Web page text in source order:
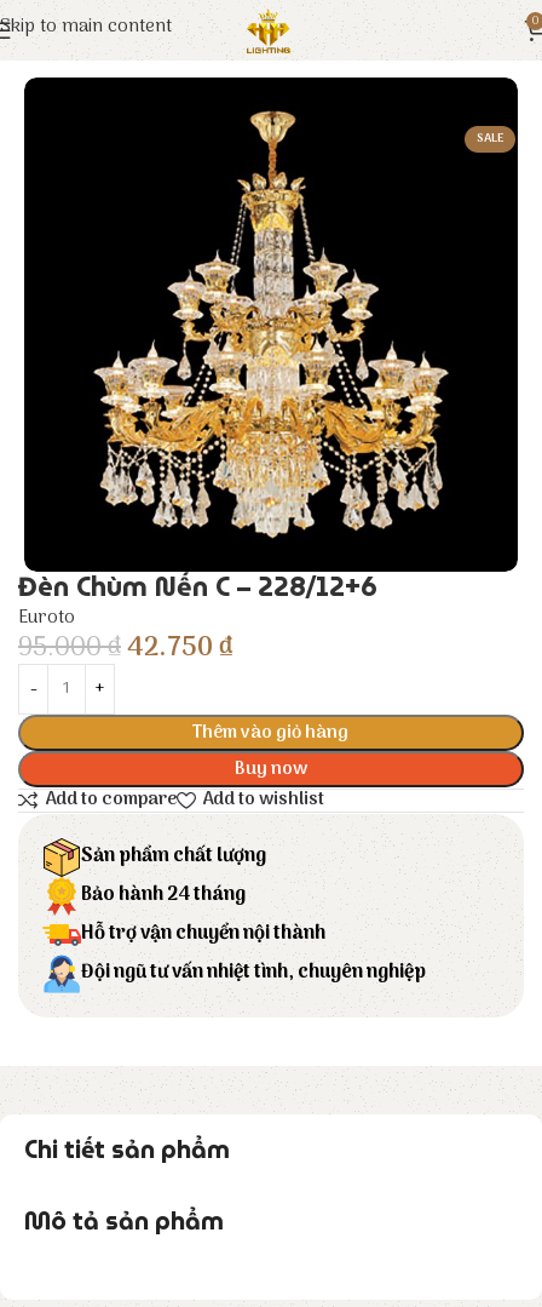
Skip to main content 0
Trang chủ Euroto Đèn Trang Trí
SALE
Đèn Chùm Nến C – 228/12+6
Euroto
95.000₫42.750₫
Thêm vào giỏ hàng
Buy now
Add to compare
Add to wishlist
Sản phẩm chất lượng
Bảo hành 24 tháng
Hỗ trợ vận chuyển nội thành
Đội ngũ tư vấn nhiệt tình, chuyên nghiệp
Chi tiết sản phẩm
Mô tả sản phẩm